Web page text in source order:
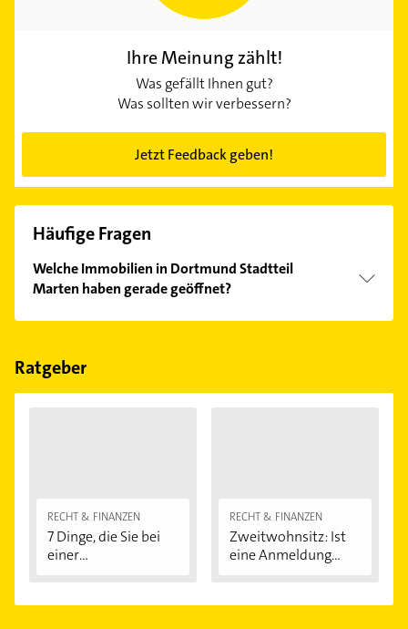
Ihre Meinung zählt!
Was gefällt Ihnen gut?
Was sollten wir verbessern?
Jetzt Feedback geben!
Häufige Fragen
Welche Immobilien in Dortmund Stadtteil
Marten haben gerade geöffnet?
Im Anbieter-Bereich finden Sie alleÖffnungszeiten.
Feiertagen abweichen können.
Ratgeber
RECHT & FINANZEN
7 Dinge, die Sie bei
einer
RECHT & FINANZEN
Zweitwohnsitz: Ist
eine Anmeldung...